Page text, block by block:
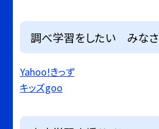
調べ学習をしたい みな
Yahoo!きっず
キッズgoo